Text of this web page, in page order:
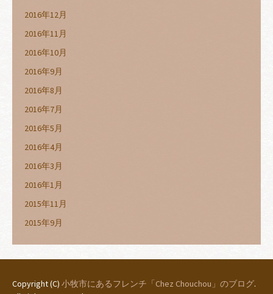
2016年12月
2016年11月
2016年10月
2016年9月
2016年8月
2016年7月
2016年5月
2016年4月
2016年3月
2016年1月
2015年11月
2015年9月
Copyright (C) 小牧市にあるフレンチ「Chez Chouchou」のブログ.